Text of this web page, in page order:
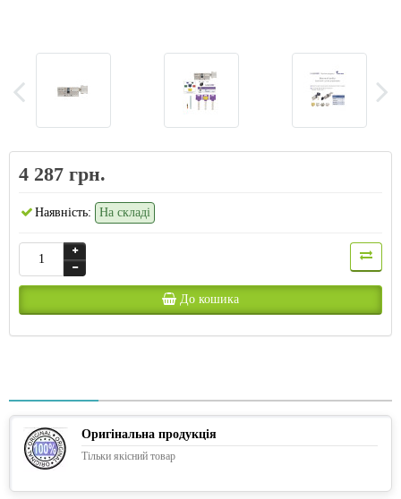
4 287 грн.
Наявність: На складі
До кошика
Оригінальна продукція
Тільки якісний товар